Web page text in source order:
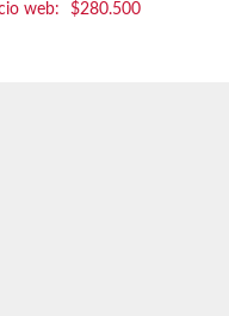
$280.500